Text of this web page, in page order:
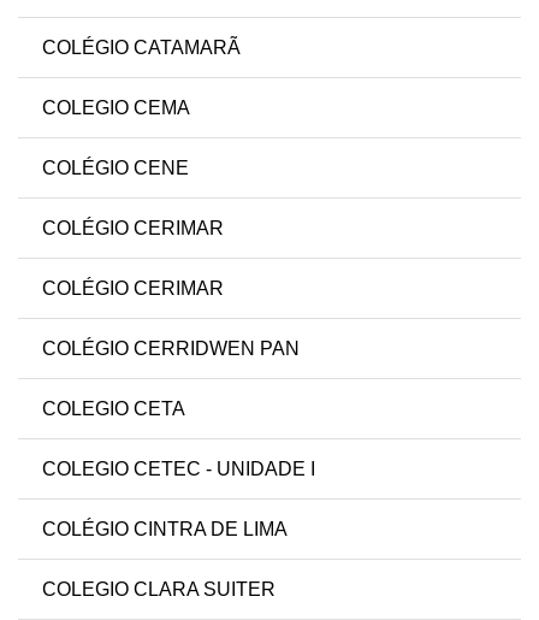
COLÉGIO CATAMARÃ
COLEGIO CEMA
COLÉGIO CENE
COLÉGIO CERIMAR
COLÉGIO CERIMAR
COLÉGIO CERRIDWEN PAN
COLEGIO CETA
COLEGIO CETEC - UNIDADE I
COLÉGIO CINTRA DE LIMA
COLEGIO CLARA SUITER